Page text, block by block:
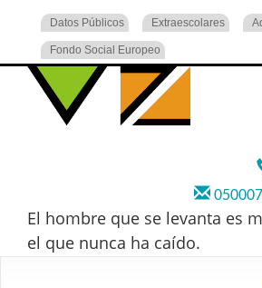
Datos Públicos Extraescolares
Fondo Social Europeo
El hombre que se levanta es
el que nunca ha caído.